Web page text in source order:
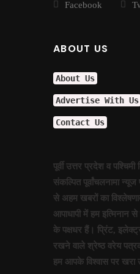
Facebook
ABOUT US
About Us
Advertise With Us
Contact Us
पूर्वी उत्तर प्रदेश व
संकल्पित पूर्वांचलनामा न्यूज
से अहम खबरों का
आपाधापी में हम इत्मिनान
के पक्षधर हैं। प्रिंट,
रखने वाले श्रेष्ठ वरेय
हम आपके विश्वास पर